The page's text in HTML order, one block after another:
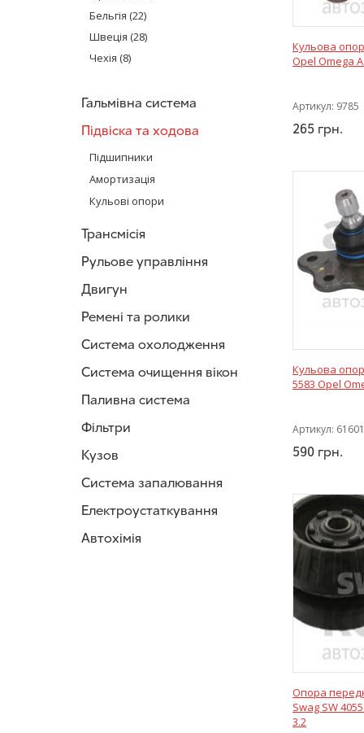
Bilstein
(22)
LESJÖFORS (10)
KOREA(5)
SATO tech
CX
K-FLEX(13)
Febest
Optimal
NTN-SNR(34)
Mando(1)
Трек(4)
Бельгія (22)
Швеція (28)
Чехія (8)
Гальмівна система
Підвіска та ходова
Підшипники
Амортизація
Кульові опори
Трансмісія
Рульове управління
Двигун
Ремені та ролики
Система охолодження
Система очищення вікон
Паливна система
Фільтри
Кузов
Система запалювання
Електроустаткування
Автохімія
Кульова
Opel Omega
Артикул: 9785
265 грн.
Кульова
5583 Opel
Артикул:
590 грн.
Опора
Swag SW
3.2